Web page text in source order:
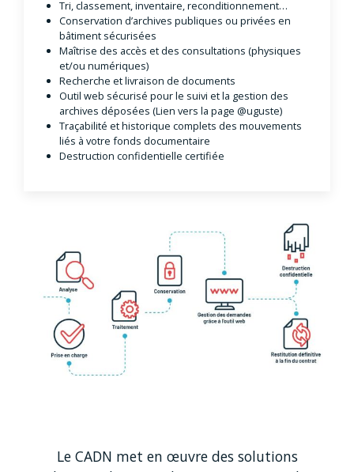
Tri, classement, inventaire, reconditionnement…
Conservation d’archives publiques ou privées en
bâtiment sécurisées
Maîtrise des accès et des consultations (physiques
et/ou numériques)
Recherche et livraison de documents
Outil web sécurisé pour le suivi et la gestion des
archives déposées (Lien vers la page @uguste)
Traçabilité et historique complets des mouvements
liés à votre fonds documentaire
Destruction confidentielle certifiée
Le CADN met en œuvre des solutions